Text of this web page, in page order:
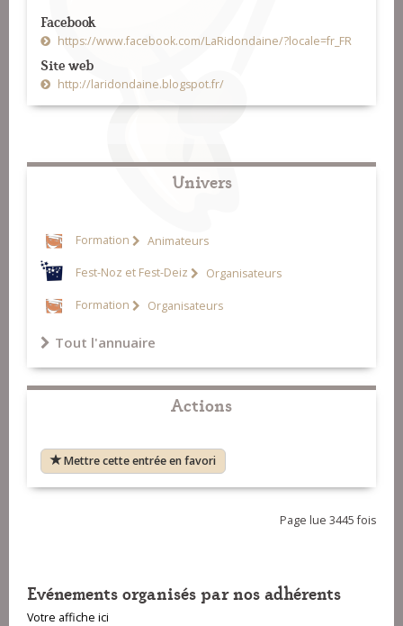
Facebook
https://www.facebook.com/LaRidondaine/?locale=fr_FR
Site web
http://laridondaine.blogspot.fr/
Univers
Formation Animateurs
Fest-Noz et Fest-Deiz Organisateurs
Formation Organisateurs
Tout l'annuaire
Actions
Mettre cette entrée en favori
Page lue 3445 fois
Evénements organisés par nos adhérents
Votre affiche ici